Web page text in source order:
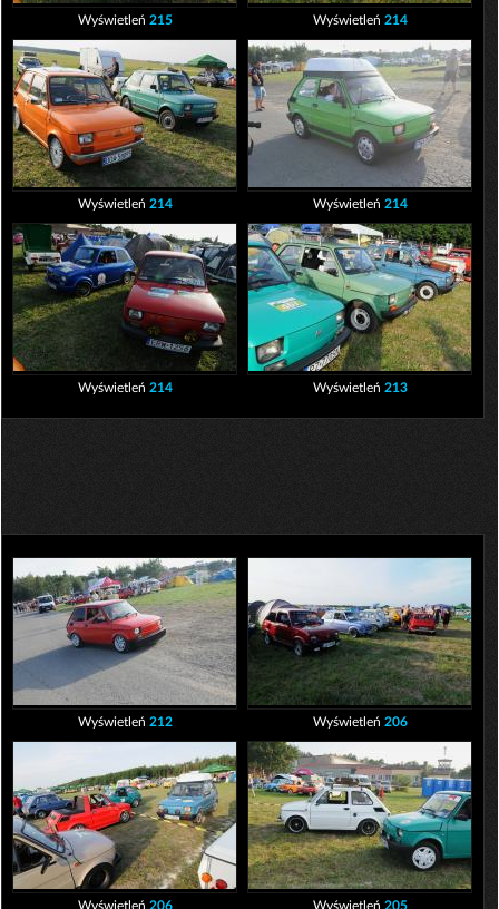
Wyświetleń 215 Wyświetleń 214
Wyświetleń 214 Wyświetleń 214
Wyświetleń 214 Wyświetleń 213
Wyświetleń 212 Wyświetleń 206
Wyświetleń 206 Wyświetleń 205